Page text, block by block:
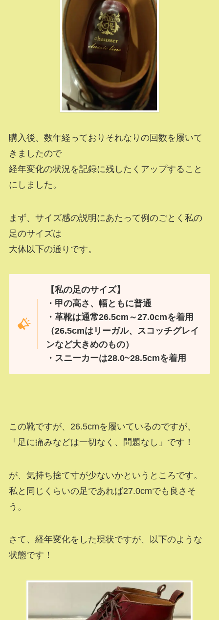
購入後、数年経っておりそれなりの回数を履いて
きましたので
経年変化の状況を記録に残したくアップすること
にしました。
まず、サイズ感の説明にあたって例のごとく私の
足のサイズは
大体以下の通りです。
【私の足のサイズ】
・甲の高さ、幅ともに普通
・革靴は通常26.5cm～27.0cmを着用
（26.5cmはリーガル、スコッチグレイ
ンなど大きめのもの）
・スニーカーは28.0~28.5cmを着用
この靴ですが、26.5cmを履いているのですが、
「足に痛みなどは一切なく、問題なし」です！
が、気持ち捨て寸が少ないかというところです。
私と同じくらいの足であれば27.0cmでも良さそ
う。
さて、経年変化をした現状ですが、以下のような
状態です！